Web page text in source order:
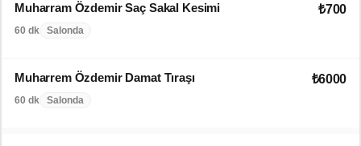
Muharram Özdemir Saç Sakal Kesimi
60 dk Salonda
₺700
Muharrem Özdemir Damat Tıraşı
60 dk Salonda
₺6000